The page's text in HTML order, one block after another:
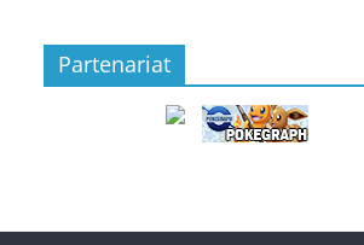
Partenariat